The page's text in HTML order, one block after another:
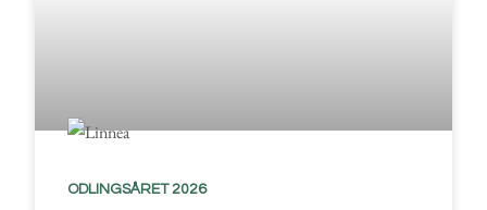
ODLINGSÅRET 2026